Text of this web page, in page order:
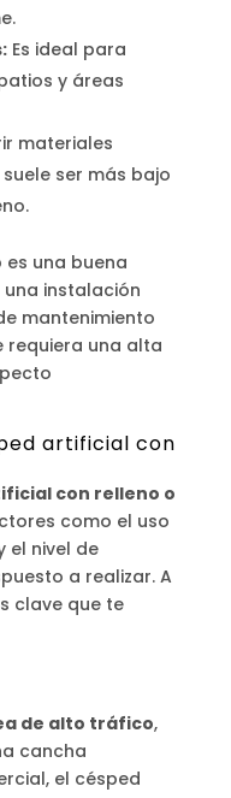
Es ideal para
y áreas
materiales
ser más bajo
es una buena
instalación
mantenimiento
requiera una alta
artificial con
con relleno o
como el uso
el nivel de
a realizar. A
clave que te
de alto tráfico,
cancha
el césped